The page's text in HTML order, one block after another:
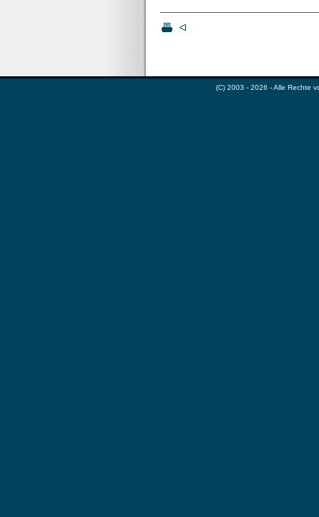
(C) 2003 - 2026 - Alle Rechte